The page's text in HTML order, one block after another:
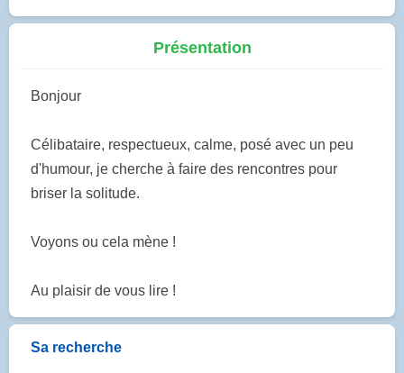
Présentation
Bonjour
Célibataire, respectueux, calme, posé avec un peu
d'humour, je cherche à faire des rencontres pour
briser la solitude.
Voyons ou cela mène !
Au plaisir de vous lire !
Sa recherche